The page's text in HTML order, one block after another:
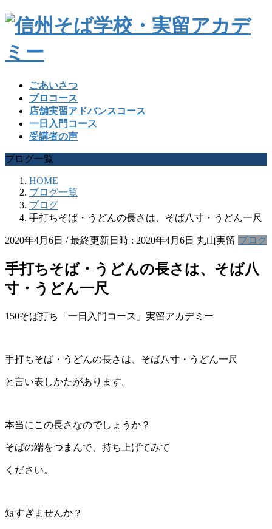
ごあいさつ
プロコース
店舗実習アドバンスコース
一日入門コース
受講者の声
ブログ一覧
HOME
ブログ一覧
ブログ
手打ちそば・うどんの長さは、そば八寸・うどん一尺
2020年4月6日 / 最終更新日時 : 2020年4月6日 丸山実留 ブログ
手打ちそば・うどんの長さは、そば八
寸・うどん一尺
150そば打ち「一日入門コース」実留アカデミー
手打ちそば・うどんの長さは、そば八寸・うどん一尺
と言い表しかたがあります。
本当にこの長さなのでしょうか？
そばの端をつまんで、持ち上げてみて
ください。
短すぎませんか？